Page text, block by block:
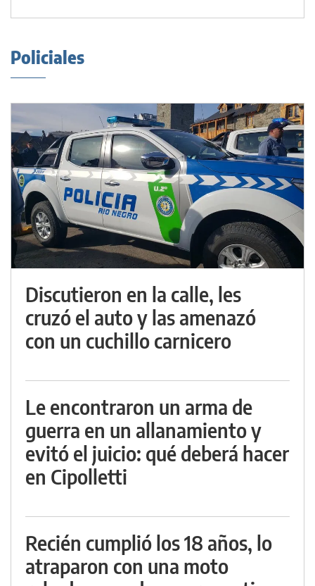
Policiales
Discutieron en la calle, les
cruzó el auto y las amenazó
con un cuchillo carnicero
Le encontraron un arma de
guerra en un allanamiento y
evitó el juicio: qué deberá hacer
en Cipolletti
Recién cumplió los 18 años, lo
atraparon con una moto